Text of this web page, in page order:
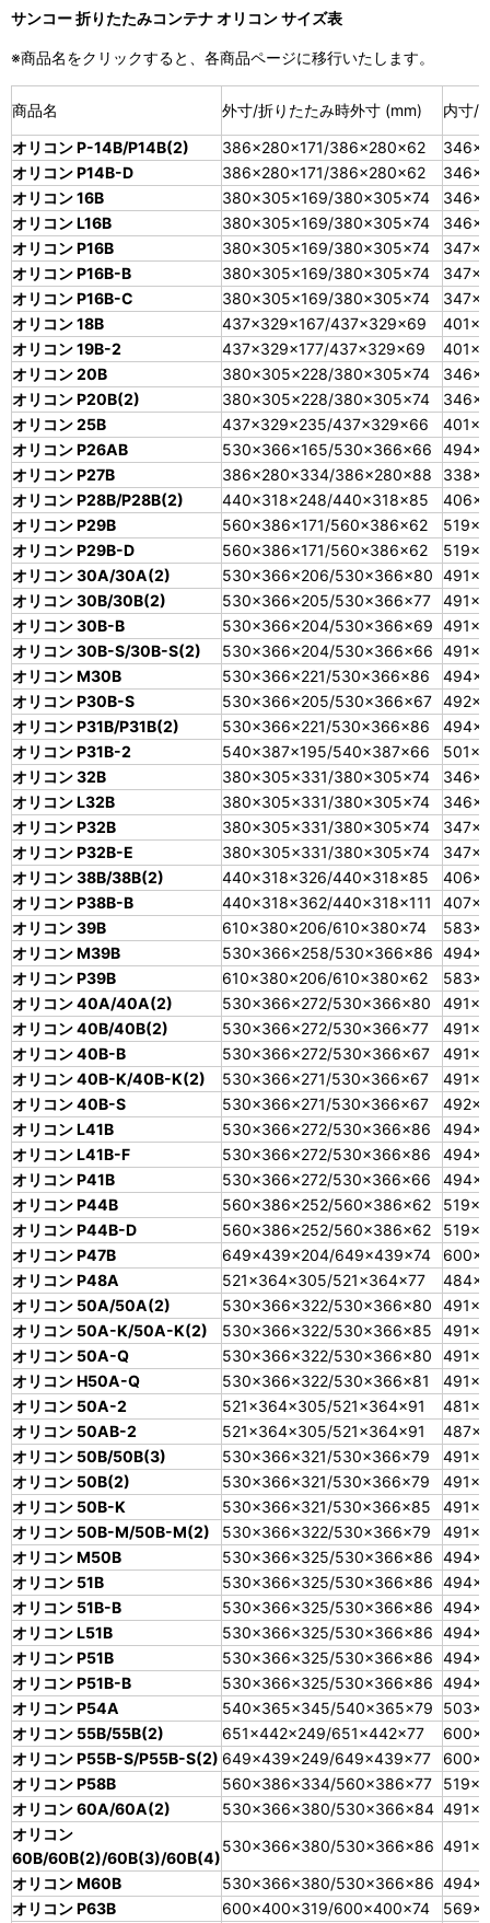
サンコー 折りたたみコンテナ オリコン サイズ表
※商品名をクリックすると、各商品ページに移行いたします。
商品名 外寸/折りたたみ時外寸 (mm)
内寸/
オリコン P-14B/P14B(2)
386×280×171/386×280×62
オリコン P14B-D
386×280×171/386×280×62
オリコン 16B
380×305×169/380×305×74
オリコン L16B
380×305×169/380×305×74
オリコン P16B
380×305×169/380×305×74
オリコン P16B-B
380×305×169/380×305×74
オリコン P16B-C
380×305×169/380×305×74
オリコン 18B
437×329×167/437×329×69
オリコン 19B-2
437×329×177/437×329×69
オリコン 20B
380×305×228/380×305×74
オリコン P20B(2)
380×305×228/380×305×74
オリコン 25B
437×329×235/437×329×66
オリコン P26AB
530×366×165/530×366×66
オリコン P27B
386×280×334/386×280×88
オリコン P28B/P28B(2)
440×318×248/440×318×85
オリコン P29B
560×386×171/560×386×62
オリコン P29B-D
560×386×171/560×386×62
オリコン 30A/30A(2)
530×366×206/530×366×80
オリコン 30B/30B(2)
530×366×205/530×366×77
オリコン 30B-B
530×366×204/530×366×69
オリコン 30B-S/30B-S(2)
530×366×204/530×366×66
オリコン M30B
530×366×221/530×366×86
オリコン P30B-S
530×366×205/530×366×67
オリコン P31B/P31B(2)
530×366×221/530×366×86
オリコン P31B-2
540×387×195/540×387×66
オリコン 32B
380×305×331/380×305×74
オリコン L32B
380×305×331/380×305×74
オリコン P32B
380×305×331/380×305×74
オリコン P32B-E
380×305×331/380×305×74
オリコン 38B/38B(2)
440×318×326/440×318×85
オリコン P38B-B
440×318×362/440×318×111
オリコン 39B
610×380×206/610×380×74
オリコン M39B
530×366×258/530×366×86
オリコン P39B
610×380×206/610×380×62
オリコン 40A/40A(2)
530×366×272/530×366×80
オリコン 40B/40B(2)
530×366×272/530×366×77
オリコン 40B-B
530×366×272/530×366×67
オリコン 40B-K/40B-K(2)
530×366×271/530×366×67
オリコン 40B-S
530×366×271/530×366×67
オリコン L41B
530×366×272/530×366×86
オリコン L41B-F
530×366×272/530×366×86
オリコン P41B
530×366×272/530×366×66
オリコン P44B
560×386×252/560×386×62
オリコン P44B-D
560×386×252/560×386×62
オリコン P47B
649×439×204/649×439×74
オリコン P48A
521×364×305/521×364×77
オリコン 50A/50A(2)
530×366×322/530×366×80
オリコン 50A-K/50A-K(2)
530×366×322/530×366×85
オリコン 50A-Q
530×366×322/530×366×80
オリコン H50A-Q
530×366×322/530×366×81
オリコン 50A-2
521×364×305/521×364×91
オリコン 50AB-2
521×364×305/521×364×91
オリコン 50B/50B(3)
530×366×321/530×366×79
オリコン 50B(2)
530×366×321/530×366×79
オリコン 50B-K
530×366×321/530×366×85
オリコン 50B-M/50B-M(2)
530×366×322/530×366×79
オリコン M50B
530×366×325/530×366×86
オリコン 51B
530×366×325/530×366×86
オリコン 51B-B
530×366×325/530×366×86
オリコン L51B
530×366×325/530×366×86
オリコン P51B
530×366×325/530×366×86
オリコン P51B-B
530×366×325/530×366×86
オリコン P54A
540×365×345/540×365×79
オリコン 55B/55B(2)
651×442×249/651×442×77
オリコン P55B-S/P55B-S(2) 649×439×249/649×439×77
オリコン P58B
560×386×334/560×386×77
オリコン 60A/60A(2)
530×366×380/530×366×84
オリコン
60B/60B(2)/60B(3)/60B(4)
530×366×380/530×366×86
オリコン M60B
530×366×380/530×366×86
オリコン P63B
600×400×319/600×400×74